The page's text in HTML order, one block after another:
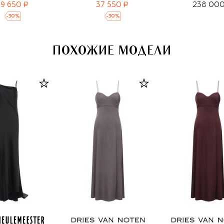
650 ₽
-30 %
37 550 ₽
-30 %
238
ПОХОЖИЕ МОДЕЛИ